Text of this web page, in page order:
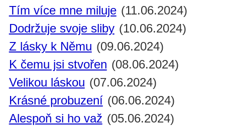
Tím více mne miluje (11.06.2024)
Dodržuje svoje sliby (10.06.2024)
Z lásky k Němu (09.06.2024)
K čemu jsi stvořen (08.06.2024)
Velikou láskou (07.06.2024)
Krásné probuzení (06.06.2024)
Alespoň si ho važ (05.06.2024)